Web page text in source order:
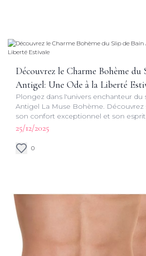
Découvrez le Charme Bohème du
Antigel: Une Ode à la Liberté
Plongez dans l'univers enchanteur du
Antigel La Muse Bohème. Découvrez
son confort exceptionnel et son
été inoubliable au bord de l'eau.
25/12/2025
0